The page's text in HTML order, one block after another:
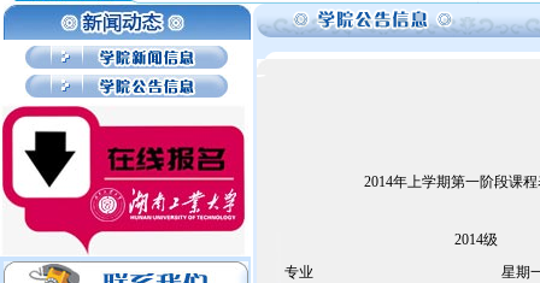
2014年上学期第一阶段课
2014级
专业
星期